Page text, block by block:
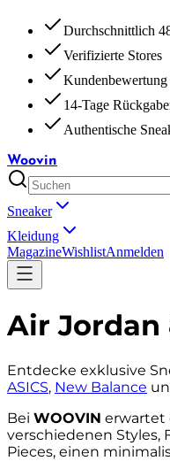
Durchschnittlich
Verifizierte Stores
14-Tage
Authentische
Woovin
Sneaker
Kleidung
MagazineWishlistAnmelden
Air Jordan
Entdecke exklusive
ASICS, New Balance
Bei WOOVIN erwartet
verschiedenen Styles,
Pieces, einen